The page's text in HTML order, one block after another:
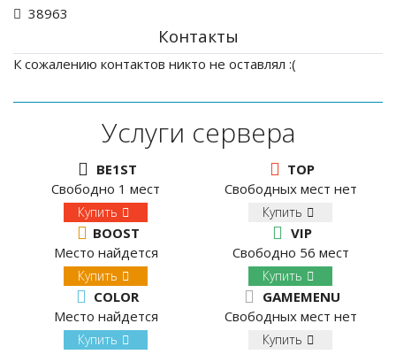
38963
Контакты
К сожалению контактов никто не оставлял :(
Услуги сервера
BE1ST
Свободно 1 мест
Купить
TOP
Свободных мест нет
Купить
BOOST
Место найдется
Купить
VIP
Свободно 56 мест
Купить
COLOR
Место найдется
Купить
GAMEMENU
Свободных мест нет
Купить